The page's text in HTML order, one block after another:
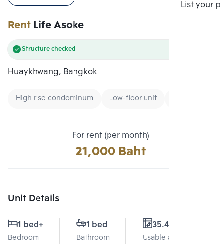
List your
RentLife Asoke
Structure checked
Huaykhwang, Bangkok
High rise condominum Low-floor unit
For rent (per month)
21,000 Baht
Unit Details
1 bed+
Bedroom
1 bed
Bathroom
35.41 Sq.m.
Usable area